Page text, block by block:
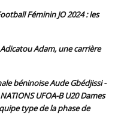
Féminin JO 2024 : les
Adicatou Adam, une carrière
béninoise Aude Gbédjissi -
NATIONS UFOA-B U20 Dames
type de la phase de